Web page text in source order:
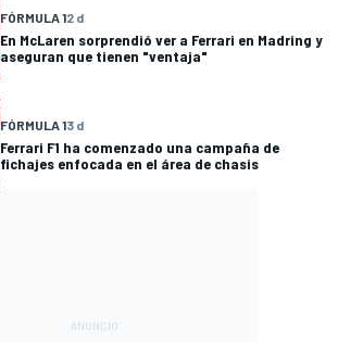
FÓRMULA 12 d
En McLaren sorprendió ver a Ferrari en Madring y
aseguran que tienen "ventaja"
FÓRMULA 13 d
Ferrari F1 ha comenzado una campaña de
fichajes enfocada en el área de chasis